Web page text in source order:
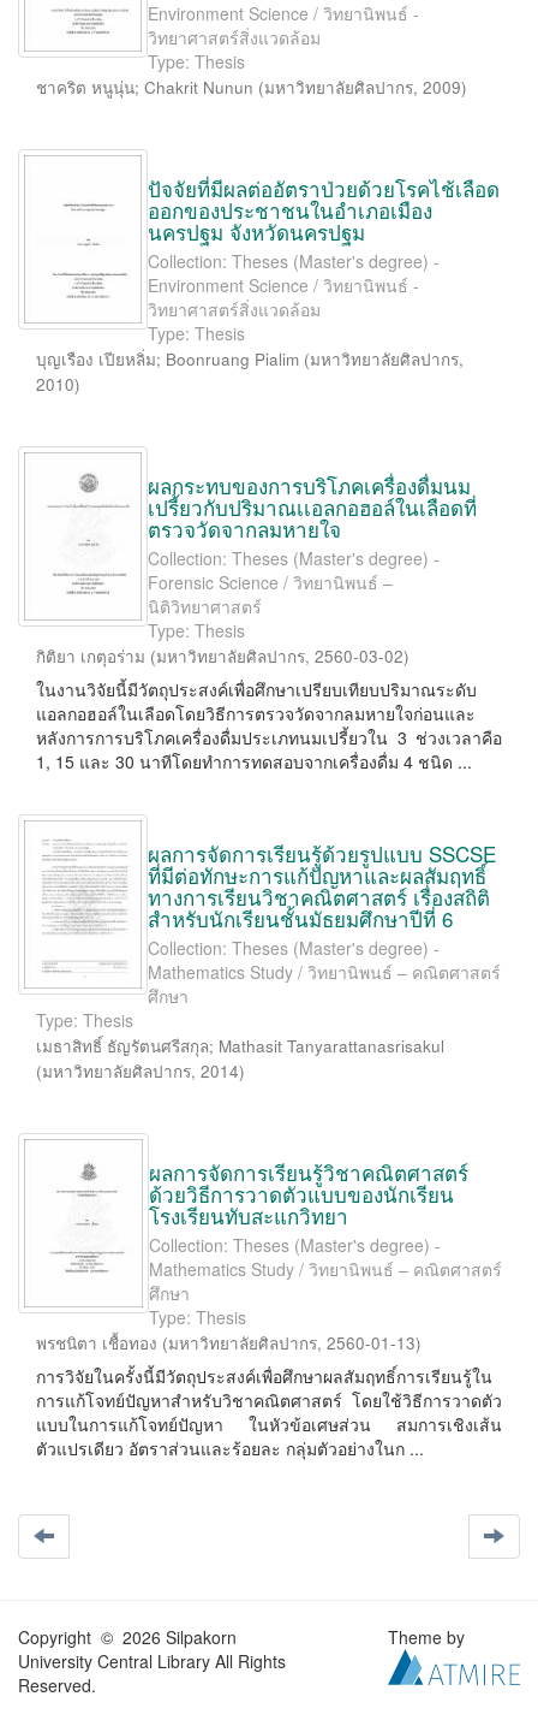
Environment Science / วิทยานิพนธ์ -
วิทยาศาสตร์สิ่งแวดล้อม
Type: Thesis
ชาคริต หนูนุ่น; Chakrit Nunun (มหาวิทยาลัยศิลปากร, 2009)
ปัจจัยที่มีผลต่ออัตราป่วยด้วยโรคไช้เลือด
ออกของประชาชนในอำเภอเมือง
นครปฐม จังหวัดนครปฐม
Collection: Theses (Master's degree) -
Environment Science / วิทยานิพนธ์ -
วิทยาศาสตร์สิ่งแวดล้อม
Type: Thesis
บุญเรือง เปียหลิ่ม; Boonruang Pialim (มหาวิทยาลัยศิลปากร,
2010)
ผลกระทบของการบริโภคเครื่องดื่มนม
เปรี้ยวกับปริมาณเเอลกอฮอล์ในเลือดที่
ตรวจวัดจากลมหายใจ
Collection: Theses (Master's degree) -
Forensic Science / วิทยานิพนธ์ –
นิติวิทยาศาสตร์
Type: Thesis
กิติยา เกตุอร่าม (มหาวิทยาลัยศิลปากร, 2560-03-02)
ในงานวิจัยนี้มีวัตถุประสงค์เพื่อศึกษาเปรียบเทียบปริมาณระดับ
แอลกอฮอล์ในเลือดโดยวิธีการตรวจวัดจากลมหายใจก่อนและ
หลังการการบริโภคเครื่องดื่มประเภทนมเปรี้ยวใน 3 ช่วงเวลาคือ
1, 15 และ 30 นาทีโดยทำการทดสอบจากเครื่องดื่ม 4 ชนิด ...
ผลการจัดการเรียนรู้ด้วยรูปแบบ SSCSE
ที่มีต่อทักษะการแก้ปัญหาและผลสัมฤทธิ์
ทางการเรียนวิชาคณิตศาสตร์ เรื่องสถิติ
สำหรับนักเรียนชั้นมัธยมศึกษาปีที่ 6
Collection: Theses (Master's degree) -
Mathematics Study / วิทยานิพนธ์ – คณิตศาสตร์
ศึกษา
Type: Thesis
เมธาสิทธิ์ ธัญรัตนศรีสกุล; Mathasit Tanyarattanasrisakul
(มหาวิทยาลัยศิลปากร, 2014)
ผลการจัดการเรียนรู้วิชาคณิตศาสตร์
ด้วยวิธีการวาดตัวแบบของนักเรียน
โรงเรียนทับสะแกวิทยา
Collection: Theses (Master's degree) -
Mathematics Study / วิทยานิพนธ์ – คณิตศาสตร์
ศึกษา
Type: Thesis
พรชนิตา เชื้อทอง (มหาวิทยาลัยศิลปากร, 2560-01-13)
การวิจัยในครั้งนี้มีวัตถุประสงค์เพื่อศึกษาผลสัมฤทธิ์การเรียนรู้ใน
การแก้โจทย์ปัญหาสำหรับวิชาคณิตศาสตร์ โดยใช้วิธีการวาดตัว
แบบในการแก้โจทย์ปัญหา ในหัวข้อเศษส่วน สมการเชิงเส้น
ตัวแปรเดียว อัตราส่วนและร้อยละ กลุ่มตัวอย่างในก ...
Copyright © 2026 Silpakorn
University Central Library All Rights
Reserved.
Theme by